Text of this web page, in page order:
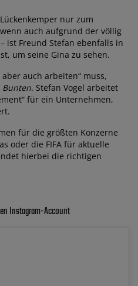
nur zum
auch aufgrund der völlig
ist Freund Stefan ebenfalls in
um seine Gina zu sehen.
auch arbeiten“ muss,
Bunten. Stefan Vogel arbeitet
für ein Unternehmen,
für die größten Konzerne
oder die FIFA für aktuelle
hierbei die richtigen
Instagram-Account